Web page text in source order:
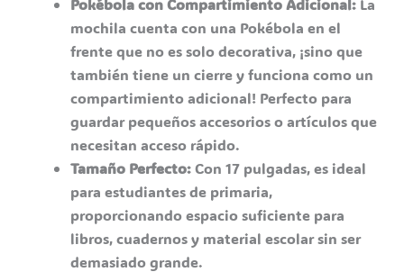
Pokébola con Compartimiento Adicional: La
mochila cuenta con una Pokébola en el
frente que no es solo decorativa, ¡sino que
también tiene un cierre y funciona como un
compartimiento adicional! Perfecto para
guardar pequeños accesorios o artículos que
necesitan acceso rápido.
Tamaño Perfecto:Con 17 pulgadas, es ideal
para estudiantes de primaria,
proporcionando espacio suficiente para
libros, cuadernos y material escolar sin ser
demasiado grande.